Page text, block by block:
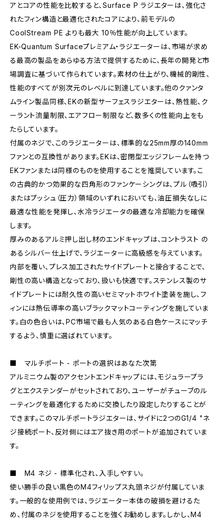
アとコアの性能を比較すると、Surface P ラジエターは、強化さ
れたフィン構造と最適化されたコアにより、前モデルの
CoolStream PE よりも最大 10％性能が向上しています。
EK-Quantum Surfaceプレミアム・ラジエーターは、市場が求め
る最高の製品をあらゆる方法で提供するために、長年の開発と市
場調査に基づいて作られています。素材の仕上がり、機械的剛性、
性能のすべてが別次元のレベルに到達しています。他のクァンタ
ムライン製品同様、EKの新型サーフェスラジエターは、熱性能、ク
ーラント流量制限、エアフロー制限など、数多くの性能向上をも
たらしています。
付属のネジで、このラジエーターは、標準的な25mm厚の140mm
ファンとの互換性があります。EKは、密閉型エッジフレームを持つ
EKファンまたは同様のものを使用することを推奨しています。こ
の古典的かつ効果的な四角形のファンケーシングは、プル（吸引）
またはプッシュ（圧力）領域のいずれにおいても、油圧損失なしに
最適な性能を発揮し、水冷ラジエータの最適な冷却能力を確保
します。
厚みのあるアルミ押し出し材のエンドキャップは、コントラスト の
あるシルバー仕上げで、ラジエーターに高級感を与えています。
内部を覆い、プレス加工されたサイドプレートと接合することで、
剛性の高い構造となっており、扱いも快適です。ステンレス製のサ
イドプレートには耐久性の高いセミマットホワイト塗装を施し、フ
ィンには熱伝導率の高いブラックマットコーティングを施していま
す。白の色合いは、PC市場で最も人気のある白色ケースにマッチ
するよう、慎重に選ばれています。
■ マルチポート - ポートの選択はあなた次第
アルミニウム製のアクセントエンドキャップには、モジュラープラ
グとエクステンダーがセットされており、ユーザーがチューブのル
ーティングを最適化するために交換したり設定したりすることが
できます。このマルチポートラジエターは、サイドに2つのG1/4 "ネ
ジ接続ポート、反対側にはエア抜き用のポートが追加されていま
す。
■ M4 ネジ - 標準化され、入手しやすい。
使い勝手の良い黒色のM4フィリップス丸頭ネジが付属していま
す。一般的な使用例では、ラジエーター本体の破損を避けるた
め、付属のネジを使用することを強くお勧めします。しかし、M4